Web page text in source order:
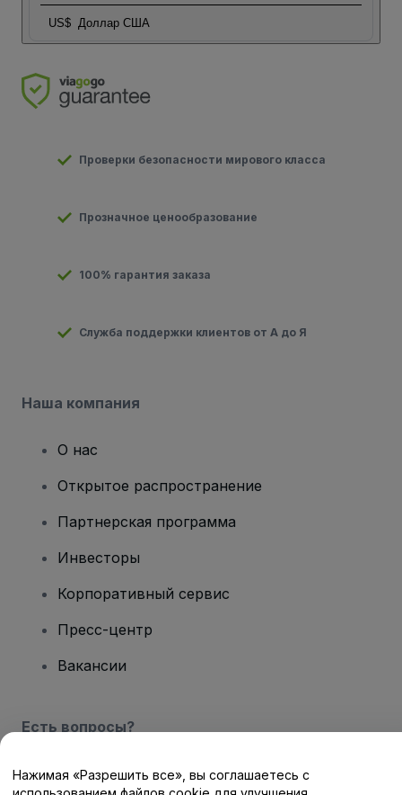
US$ Доллар США
Проверки безопасности мирового класса
Прозначное ценообразование
100% гарантия заказа
Служба поддержки клиентов от А до Я
Наша компания
О нас
Открытое распространение
Партнерская программа
Инвесторы
Корпоративный сервис
Пресс-центр
Вакансии
Есть вопросы?
Центр помощи / Свяжитесь с нами
Нажимая «Разрешить все», вы соглашаетесь с